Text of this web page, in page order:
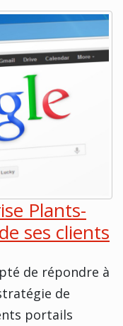
Plants-
ses clients
de répondre à
de
portails